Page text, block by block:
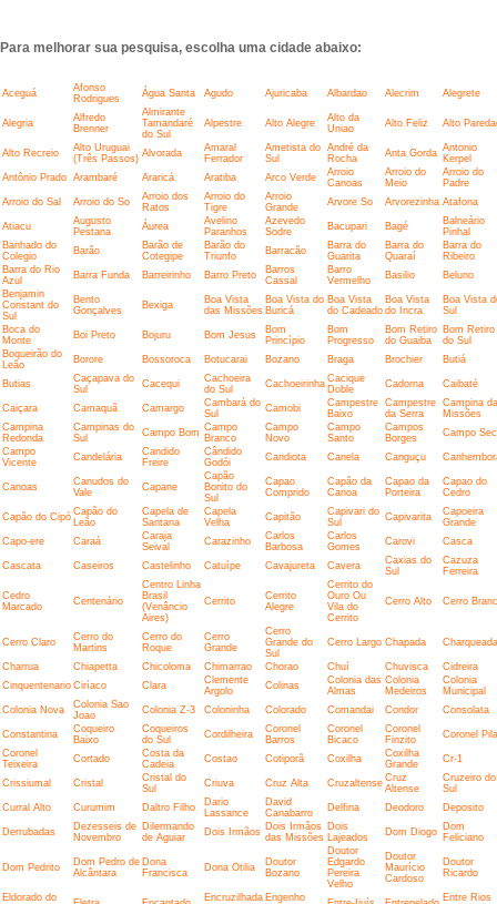
Para melhorar sua pesquisa, escolha uma cidade abaixo:
Aceguá
Afonso
Rodrigues
Água Santa Agudo Ajuricaba Albardao Alecrim Alegrete
Alegria
Alfredo
Brenner
Almirante
Tamandaré
do Sul
Alpestre Alto Alegre
Alto da
Uniao
Alto Feliz Alto
Alto Recreio
Alto Uruguai
(Três Passos) Alvorada
Amaral
Ferrador
Ametista do
Sul
André da
Rocha
Anta Gorda Antonio
Kerpel
Antônio Prado Arambaré Araricá Aratiba Arco Verde
Arroio
Canoas
Arroio do
Meio
Arroio do
Padre
Arroio do Sal
Arroio do So
Arroio dos
Ratos
Arroio do
Tigre
Arroio
Grande
Arvore So Arvorezinha Atafona
Atiacu
Augusto
Pestana
Áurea
Avelino
Paranhos
Azevedo
Sodre
Bacupari Bagé
Balneário
Pinhal
Banhado do
Colegio
Barão
Barão de
Cotegipe
Barão do
Triunfo
Barracão
Barra do
Guarita
Barra do
Quaraí
Barra do
Ribeiro
Barra do Rio
Azul
Barra Funda Barreirinho Barro Preto
Barros
Cassal
Barro
Vermelho
Basilio
Beluno
Benjamin
Constant do
Sul
Bento
Gonçalves
Bexiga
Boa Vista
das Missões
Boa Vista do
Buricá
Boa Vista
do Cadeado
Boa Vista
do Incra
Boa Vista
Sul
Boca do
Monte
Boi Preto Bojuru Bom Jesus
Bom
Princípio
Bom
Progresso
Bom Retiro
do Guaiba
Bom Retiro
do Sul
Boqueirão do
Leão
Borore Bossoroca Botucarai Bozano Braga Brochier Butiá
Butias
Caçapava do
Sul
Cacequi
Cachoeira
do Sul
Cachoeirinha Cacique
Doble
Cadorna Caibaté
Caiçara Camaquã Camargo
Cambará do
Sul
Camobi
Campestre
Baixo
Campestre
da Serra
Campina
Missões
Campina
Redonda
Campinas do
Sul
Campo Bom Campo
Branco
Campo
Novo
Campo
Santo
Campos
Borges
Campo
Campo
Vicente
Candelária
Candido
Freire
Cândido
Godói
Candiota Canela Canguçu
Canoas
Canudos do
Vale
Capane
Capão
Bonito do
Sul
Capao
Comprido
Capão da
Canoa
Capao da
Porteira
Capao do
Cedro
Capão do Cipó Capão do
Leão
Capela de
Santana
Capela
Velha
Capitão
Capivari do
Sul
Capivarita
Capoeira
Grande
Capo-ere
Caraá
Caraja
Seival
Carazinho
Carlos
Barbosa
Carlos
Gomes
Carovi Casca
Cascata Caseiros Castelinho Catuípe Cavajureta Cavera
Caxias do
Sul
Cazuza
Ferreira
Cedro
Marcado
Centenário
Centro Linha
Brasil
(Venâncio
Aires)
Cerrito
Cerrito
Alegre
Cerrito do
Ouro Ou
Vila do
Cerrito
Cerro Alto Cerro
Cerro Claro
Cerro do
Martins
Cerro do
Roque
Cerro
Grande
Cerro
Grande do
Sul
Cerro Largo Chapada
Charrua Chiapetta Chicoloma Chimarrao Chorao Chuí Chuvisca
Cidreira
Cinquentenario Ciríaco Clara
Clemente
Argolo
Colinas
Colonia das
Almas
Colonia
Medeiros
Colonia
Municipal
Colonia Nova
Colonia Sao
Joao
Colonia Z-3 Coloninha Colorado Comandai Condor Consolata
Constantina
Coqueiro
Baixo
Coqueiros
do Sul
Cordilheira
Coronel
Barros
Coronel
Bicaco
Coronel
Finzito
Coronel
Coronel
Teixeira
Cortado
Costa da
Cadeia
Costao Cotiporã Coxilha
Coxilha
Grande
Cr-1
Crissiumal Cristal
Cristal do
Sul
Criuva Cruz Alta Cruzaltense Cruz
Altense
Cruzeiro do
Sul
Curral Alto
Curumim Daltro Filho
Dario
Lassance
David
Canabarro
Delfina Deodoro Deposito
Derrubadas
Dezesseis de
Novembro
Dilermando
de Aguiar
Dois Irmãos Dois Irmãos
das Missões
Dois
Lajeados
Dom Diogo Dom
Feliciano
Dom Pedrito
Dom Pedro de
Alcântara
Dona
Francisca
Dona Otilia
Doutor
Bozano
Doutor
Edgardo
Pereira
Velho
Doutor
Maurício
Cardoso
Doutor
Ricardo
Eldorado do
Encruzilhada Engenho
Entre Rios